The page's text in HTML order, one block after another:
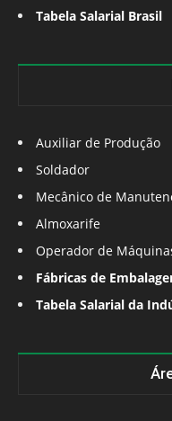
Tabela Salarial Brasil
Auxiliar de Produção
Soldador
Mecânico de
Almoxarife
Operador de
Fábricas de
Tabela Salarial da